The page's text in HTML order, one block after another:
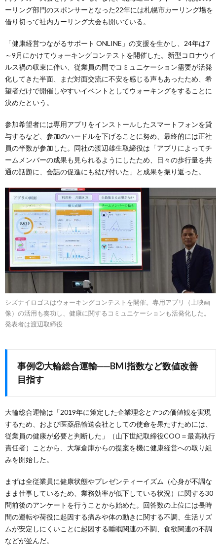
ーリング部門のスポンサーとなった22年には札幌市カーリング場を
借り切って社内カーリング大会も開いている。
「健康経営つながるサポート ONLINE」の支援を生かし、24年は7
～9月にかけてウォーキングコンテストを開催した。新型コロナウイ
ルス禍の収束に伴い、従業員の間でコミュニケーション需要が活発
化してきた半面、まだ対面交流に不安を感じる声もあったため、希
望者だけで開催しやすいイベントとしてウォーキングをすることに
決めたという。
参加希望者には専用アプリをインストールしたスマートフォンを貸
与するなど、参加のハードルを下げることに努め、最終的には正社
員の半数が参加した。同社の渡辺雄生取締役は「アプリによってチ
ームメンバーの成果も見られるようにしたため、日々の歩行量を共
通の話題に、会話の促進にも結び付いた」と成果を振り返った。
シズナイロゴスはウォーキングコンテストを開催。専用アプリ（上映画
像）の活用も奏功し、健康に関するコミュニケーションも活発化した。
発表者は渡辺取締役
事例②大輪総合運輸──BMI指数など数値改善
目指す
大輪総合運輸は「2019年に策定した企業理念と7つの価値観を実現
するため、および医薬品輸送会社としての使命を果たすためには、
従業員の健康が必要と判断した」（山下世紀取締役COO＝最高執行
責任者）ことから、大塚倉庫からの提案を機に健康経営への取り組
みを開始した。
まずは全従業員に健康状態やプレゼンティーイズム（心身が不調な
まま仕事しているため、業務効率が低下している状況）に関する30
問前後のアンケートを行うことから始めた。回答数の上位には長時
間の運転や荷役に起因する痛みや体の動きに関する不調、生活リズ
ムが安定しにくいことに起因する睡眠関連の不調、食欲関連の不調
などが並んだ。